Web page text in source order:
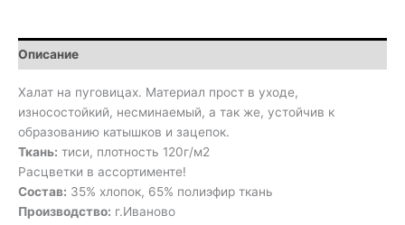
Описание
Халат на пуговицах. Материал прост в уходе,
износостойкий, несминаемый, а так же, устойчив к
образованию катышков и зацепок.
Ткань: тиси, плотность 120г/м2
Расцветки в ассортименте!
Состав: 35% хлопок, 65% полиэфир ткань
Производство: г.Иваново